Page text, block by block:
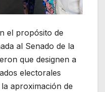
el propósito de
al Senado de la
que designen a
electorales
aproximación de